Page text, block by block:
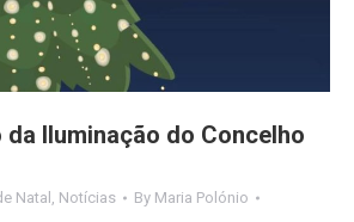
da Iluminação do Concelho
Natal Notícias By Maria Polónio